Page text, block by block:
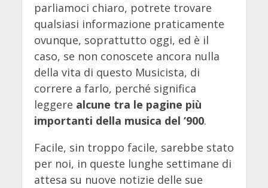
parliamoci chiaro, potrete trovare
qualsiasi informazione praticamente
ovunque, soprattutto oggi, ed è il
caso, se non conoscete ancora nulla
della vita di questo Musicista, di
correre a farlo, perché significa
leggere alcune tra le pagine più
importanti della musica del ‘900.
Facile, sin troppo facile, sarebbe stato
per noi, in queste lunghe settimane di
attesa su nuove notizie delle sue